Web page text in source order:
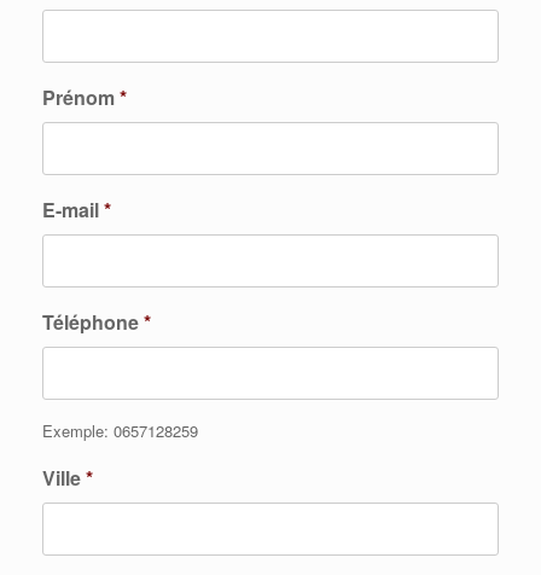
Prénom*
E-mail*
Téléphone*
Exemple: 0657128259
Ville*